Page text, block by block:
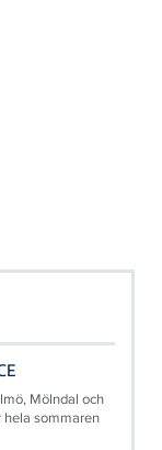
Mölndal och
hela sommaren